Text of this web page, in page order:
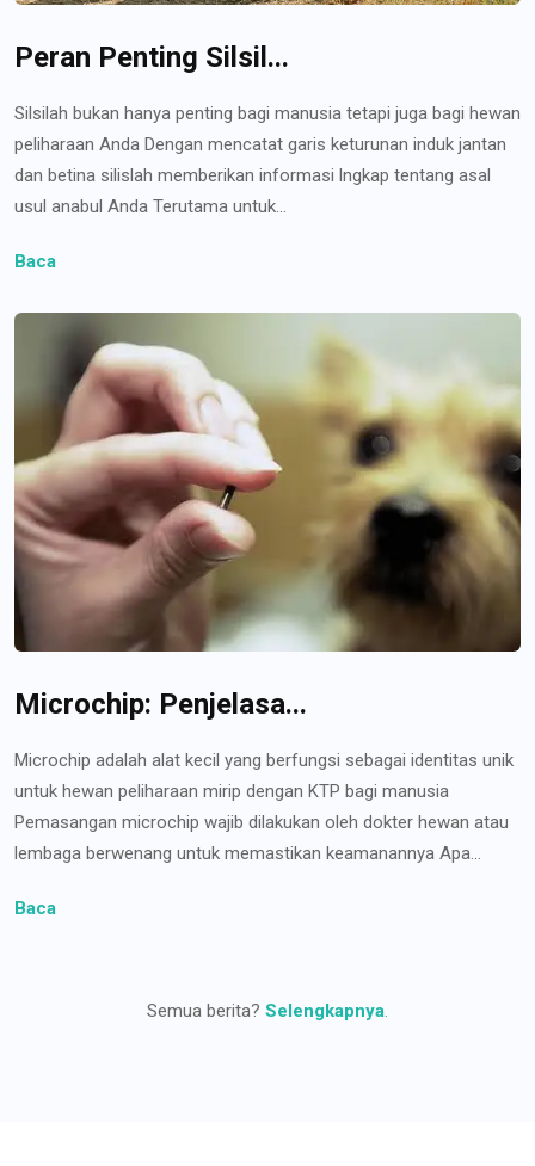
Peran Penting Silsil...
Silsilah bukan hanya penting bagi manusia tetapi juga bagi hewan
peliharaan Anda Dengan mencatat garis keturunan induk jantan
dan betina silislah memberikan informasi lngkap tentang asal
usul anabul Anda Terutama untuk...
Baca
Microchip: Penjelasa...
Microchip adalah alat kecil yang berfungsi sebagai identitas unik
untuk hewan peliharaan mirip dengan KTP bagi manusia
Pemasangan microchip wajib dilakukan oleh dokter hewan atau
lembaga berwenang untuk memastikan keamanannya Apa...
Baca
Semua berita? Selengkapnya